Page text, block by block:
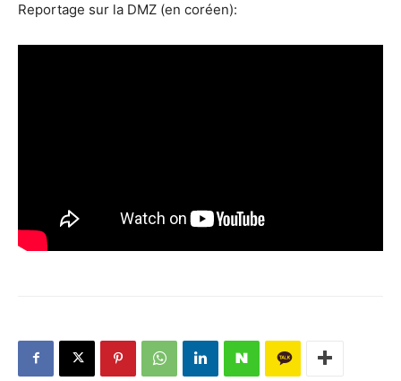
Reportage sur la DMZ (en coréen):